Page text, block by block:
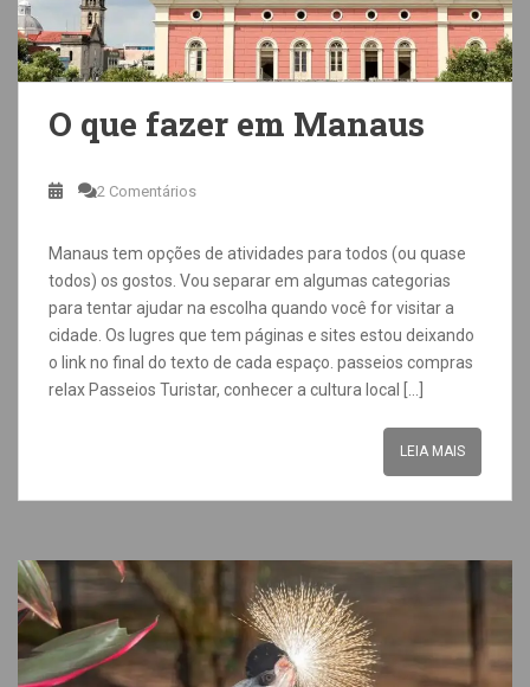
O que fazer em Manaus
2 Comentários
Manaus tem opções de atividades para todos (ou quase
todos) os gostos. Vou separar em algumas categorias
para tentar ajudar na escolha quando você for visitar a
cidade. Os lugres que tem páginas e sites estou deixando
o link no final do texto de cada espaço. passeios compras
relax Passeios Turistar, conhecer a cultura local […]
LEIA MAIS